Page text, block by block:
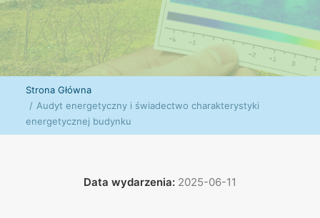
Wyszukiwanie
Strona Główna
Audyt energetyczny i świadectwo charakterystyki
energetycznej budynku
Data wydarzenia: 2025-06-11